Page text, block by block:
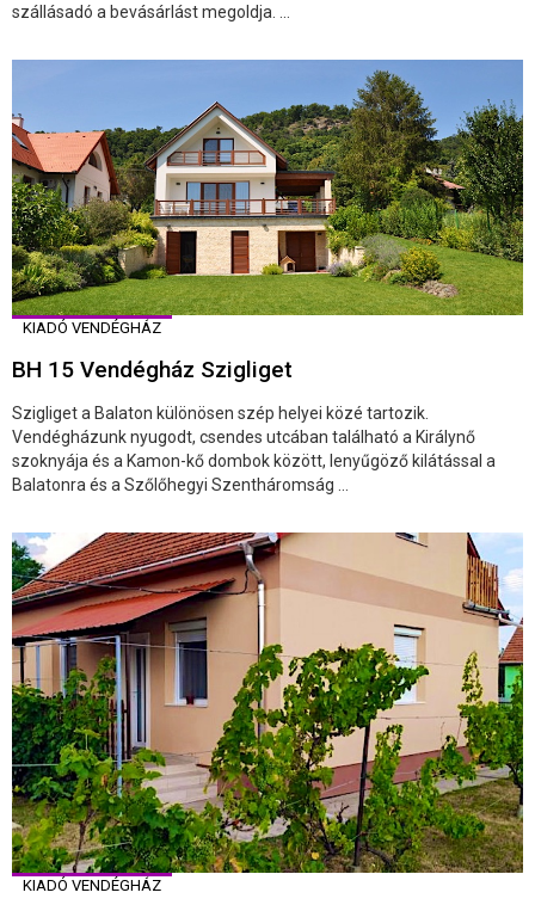
szállásadó a bevásárlást megoldja. ...
KIADÓ VENDÉGHÁZ
BH 15 Vendégház Szigliget
Szigliget a Balaton különösen szép helyei közé tartozik.
Vendégházunk nyugodt, csendes utcában található a Királynő
szoknyája és a Kamon-kő dombok között, lenyűgöző kilátással a
Balatonra és a Szőlőhegyi Szentháromság ...
KIADÓ VENDÉGHÁZ